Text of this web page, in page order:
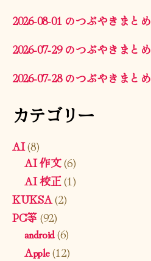
2026-08-01 のつぶやきまとめ
2026-07-29 のつぶやきまとめ
2026-07-28 のつぶやきまとめ
カテゴリー
AI(8)
AI 作文(6)
AI 校正(1)
KUKSA(2)
PC等(92)
android(6)
Apple(12)